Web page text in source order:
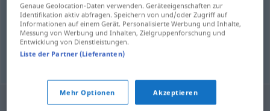
Schadenm gubitak
Ausfallm gubitak HANDEL
Genaue Geolocation-Daten verwenden. Geräteeigenschaften zur
Identifikation aktiv abfragen. Speichern von und/oder Zugriff auf
Informationen auf einem Gerät. Personalisierte Werbung und Inhalte,
Messung von Werbung und Inhalten, Zielgruppenforschung und
Entwicklung von Dienstleistungen.
Liste der Partner (Lieferanten)
Mehr Optionen Akzeptieren